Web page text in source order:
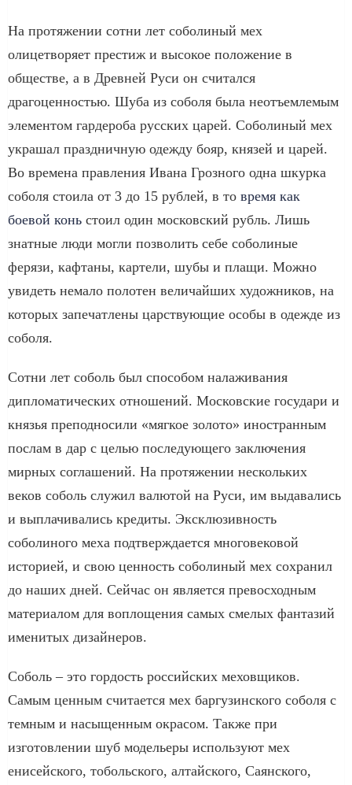
На протяжении сотни лет соболиный мех
олицетворяет престиж и высокое положение в
обществе, а в Древней Руси он считался
драгоценностью. Шуба из соболя была неотъемлемым
элементом гардероба русских царей. Соболиный мех
украшал праздничную одежду бояр, князей и царей.
Во времена правления Ивана Грозного одна шкурка
соболя стоила от 3 до 15 рублей, в то время как
боевой конь стоил один московский рубль. Лишь
знатные люди могли позволить себе соболиные
ферязи, кафтаны, картели, шубы и плащи. Можно
увидеть немало полотен величайших художников, на
которых запечатлены царствующие особы в одежде из
соболя.
Сотни лет соболь был способом налаживания
дипломатических отношений. Московские государи и
князья преподносили «мягкое золото» иностранным
послам в дар с целью последующего заключения
мирных соглашений. На протяжении нескольких
веков соболь служил валютой на Руси, им выдавались
и выплачивались кредиты. Эксклюзивность
соболиного меха подтверждается многовековой
историей, и свою ценность соболиный мех сохранил
до наших дней. Сейчас он является превосходным
материалом для воплощения самых смелых фантазий
именитых дизайнеров.
Соболь – это гордость российских меховщиков.
Самым ценным считается мех баргузинского соболя с
темным и насыщенным окрасом. Также при
изготовлении шуб модельеры используют мех
енисейского, тобольского, алтайского, Саянского,